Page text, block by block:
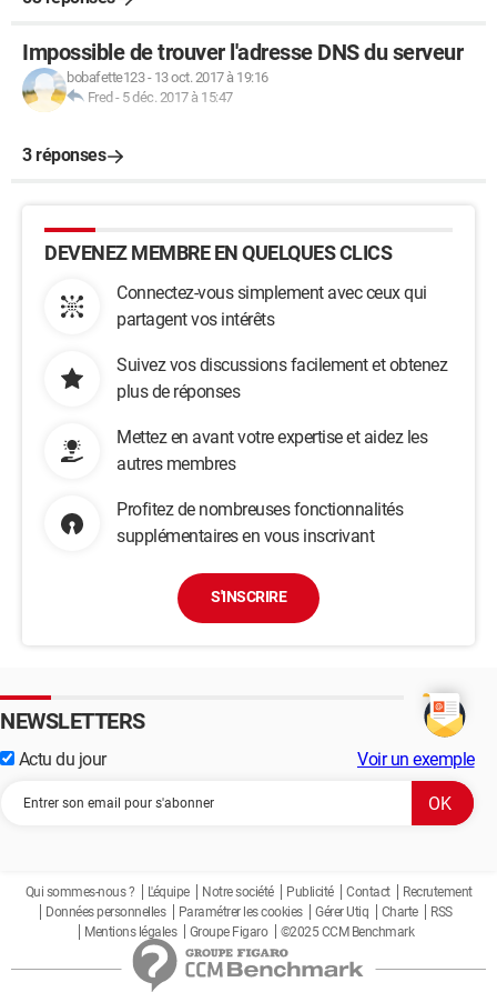
Impossible de trouver l'adresse DNS du serveur
bobafette123- 13 oct. 2017 à 19:16
Fred - 5 déc. 2017 à 15:47
3 réponses
DEVENEZ MEMBRE EN QUELQUES CLICS
Connectez-vous simplement avec ceux qui
partagent vos intérêts
Suivez vos discussions facilement et obtenez
plus de réponses
Mettez en avant votre expertise et aidez les
autres membres
Profitez de nombreuses fonctionnalités
supplémentaires en vous inscrivant
S'INSCRIRE
NEWSLETTERS
Actu du jour Voir un exemple
Qui sommes-nous ? L'équipe Notre société Publicité Contact
Recrutement
Données personnelles
Paramétrer les cookies Gérer Utiq Charte
RSS
Mentions légales
Groupe Figaro ©2025 CCM Benchmark